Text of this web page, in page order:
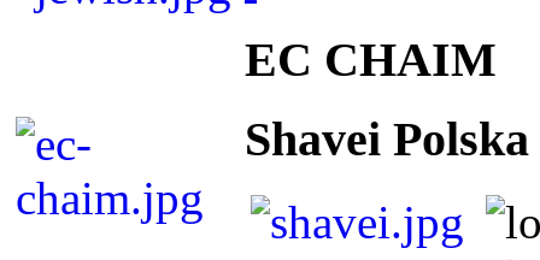
EC CHAIM
Shavei Polska